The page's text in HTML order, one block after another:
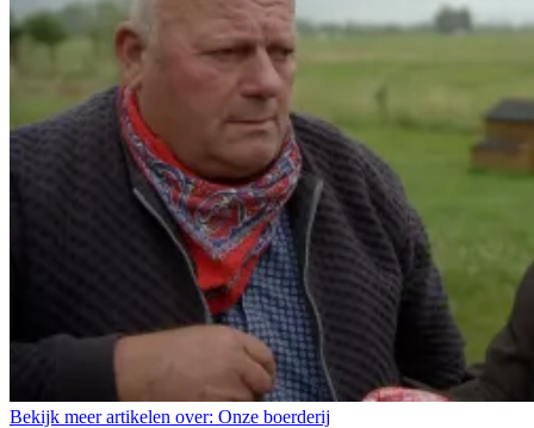
Bekijk meer artikelen over: Onze boerderij